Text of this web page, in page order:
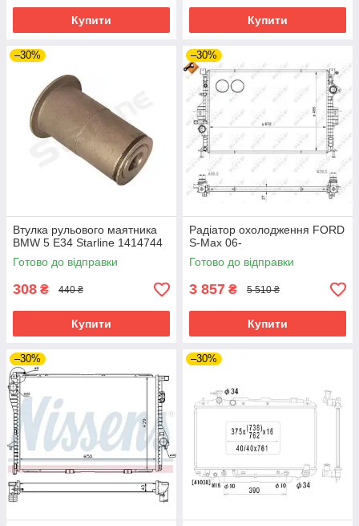
Купити Купити
–30%
Втулка рульового маятника
BMW 5 E34 Starline 1414744
Готово до відправки
308 ₴ 440 ₴
Купити
–30%
Радіатор охолодження FORD
S-Max 06-
Готово до відправки
3 857 ₴ 5 510 ₴
Купити
–30% –30%